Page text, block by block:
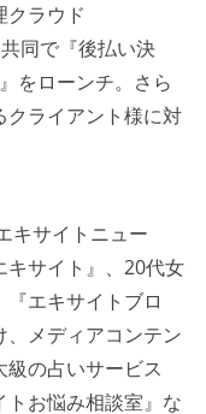
クラウド
同で『後払い決
をローンチ。さら
クライアント様に対
キサイトニュー
キサイト』、20代女
エキサイトブロ
メディアコンテン
の占いサービス
トお悩み相談室』な